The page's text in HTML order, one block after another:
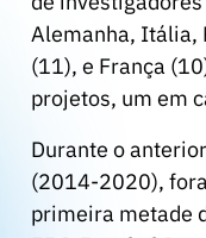
Alemanha, Itália,
(11), e França
projetos, um em
Durante o
(2014-2020),
primeira metade